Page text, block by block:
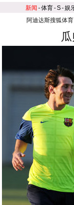
新闻 -体育-S-娱
阿迪达斯搜狐体育